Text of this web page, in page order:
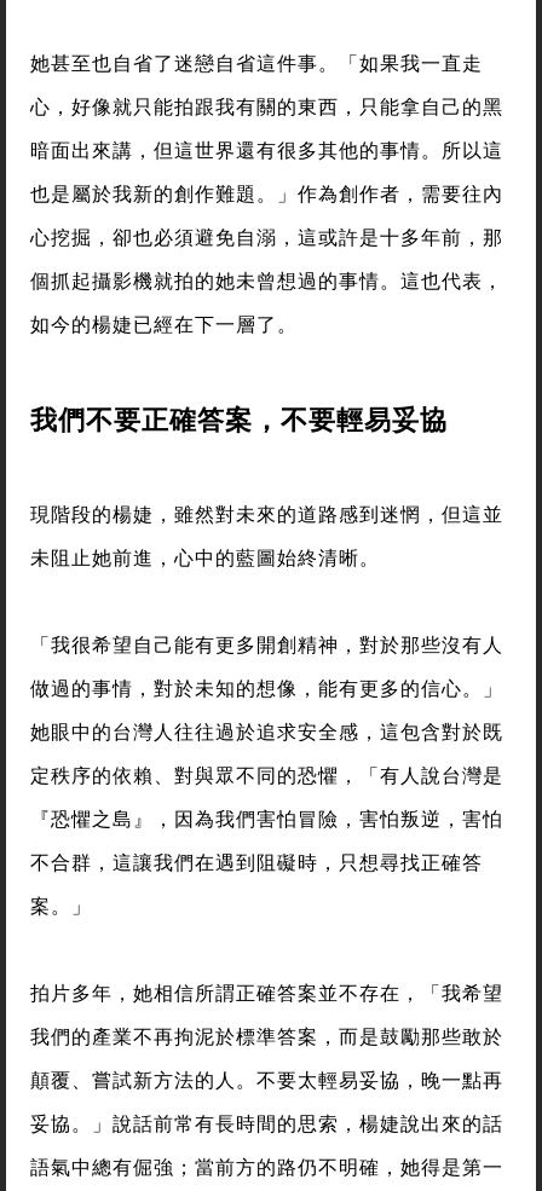
她甚至也自省了迷戀自省這件事。「如果我一直走
心，好像就只能拍跟我有關的東西，只能拿自己的黑
暗面出來講，但這世界還有很多其他的事情。所以這
也是屬於我新的創作難題。」作為創作者，需要往內
心挖掘，卻也必須避免自溺，這或許是十多年前，那
個抓起攝影機就拍的她未曾想過的事情。這也代表，
如今的楊婕已經在下一層了。
我們不要正確答案，不要輕易妥協
現階段的楊婕，雖然對未來的道路感到迷惘，但這並
未阻止她前進，心中的藍圖始終清晰。
「我很希望自己能有更多開創精神，對於那些沒有人
做過的事情，對於未知的想像，能有更多的信心。」
她眼中的台灣人往往過於追求安全感，這包含對於既
定秩序的依賴、對與眾不同的恐懼，「有人說台灣是
『恐懼之島』，因為我們害怕冒險，害怕叛逆，害怕
不合群，這讓我們在遇到阻礙時，只想尋找正確答
案。」
拍片多年，她相信所謂正確答案並不存在，「我希望
我們的產業不再拘泥於標準答案，而是鼓勵那些敢於
顛覆、嘗試新方法的人。不要太輕易妥協，晚一點再
妥協。」說話前常有長時間的思索，楊婕說出來的話
語氣中總有倔強；當前方的路仍不明確，她得是第一